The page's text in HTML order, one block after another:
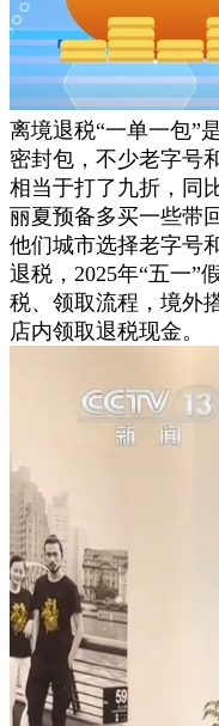
离境退税“一单一包”
密封包，不少老字号
相当于打了九折，同
丽夏预备多买一些带
他们城市选择老字号
退税，2025年“五一”
税、领取流程，境外
店内领取退税现金。